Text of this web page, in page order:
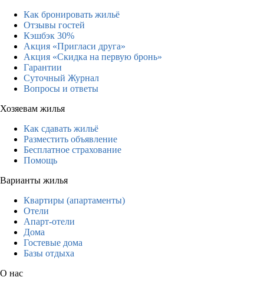
Как бронировать жильё
Отзывы гостей
Кэшбэк 30%
Акция «Пригласи друга»
Акция «Скидка на первую бронь»
Гарантии
Суточный Журнал
Вопросы и ответы
Хозяевам жилья
Как сдавать жильё
Разместить объявление
Бесплатное страхование
Помощь
Варианты жилья
Квартиры (апартаменты)
Отели
Апарт-отели
Дома
Гостевые дома
Базы отдыха
О нас